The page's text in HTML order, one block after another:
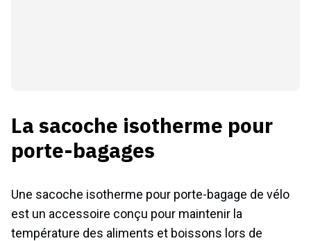
La sacoche isotherme pour
porte-bagages
Une sacoche isotherme pour porte-bagage de vélo
est un accessoire conçu pour maintenir la
température des aliments et boissons lors de